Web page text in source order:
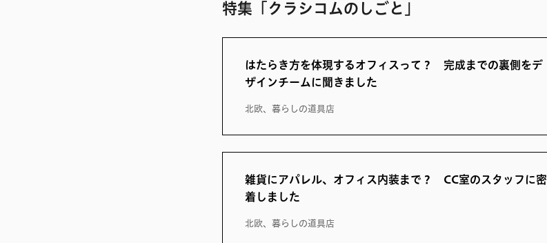
特集「クラシコムのしごと」
はたらき方を体現するオフィスって？ 完成までの裏側をデ
ザインチームに聞きました
北欧、暮らしの道具店
雑貨にアパレル、オフィス内装まで？ CC室のスタッフに密
着しました
北欧、暮らしの道具店